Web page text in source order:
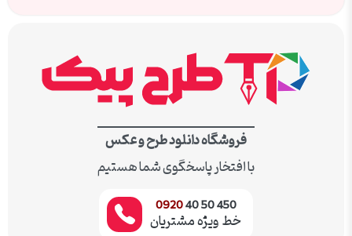
فروشگاه دانلود طرح و عکس
با افتخار پاسخگوی شما هستیم
450 50 40
0920
خط ویژه مشتریان